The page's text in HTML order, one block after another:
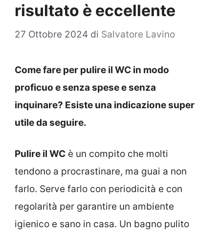
risultato è eccellente
27 Ottobre 2024 di Salvatore Lavino
Come fare per pulire il WC in modo
proficuo e senza spese e senza
inquinare? Esiste una indicazione super
utile da seguire.
Pulire il WC è un compito che molti
tendono a procrastinare, ma guai a non
farlo. Serve farlo con periodicità e con
regolarità per garantire un ambiente
igienico e sano in casa. Un bagno pulito